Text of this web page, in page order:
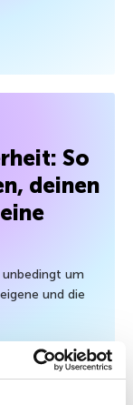
So
deinen
um
und die